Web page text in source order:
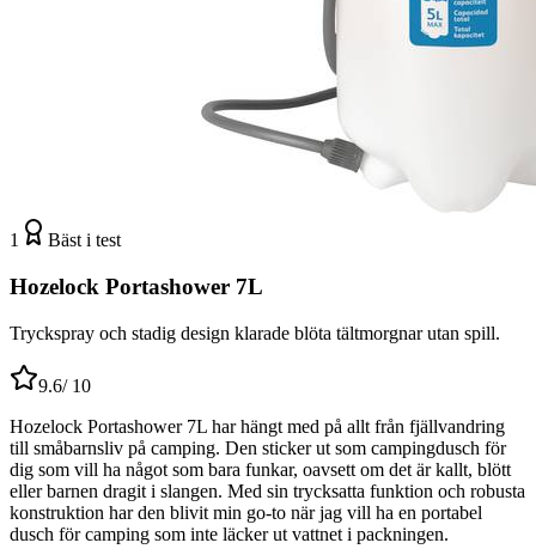
1 Bäst i test
Hozelock Portashower 7L
Tryckspray och stadig design klarade blöta tältmorgnar utan spill.
9.6/ 10
Hozelock Portashower 7L har hängt med på allt från fjällvandring
till småbarnsliv på camping. Den sticker ut som campingdusch för
dig som vill ha något som bara funkar, oavsett om det är kallt, blött
eller barnen dragit i slangen. Med sin trycksatta funktion och robusta
konstruktion har den blivit min go-to när jag vill ha en portabel
dusch för camping som inte läcker ut vattnet i packningen.